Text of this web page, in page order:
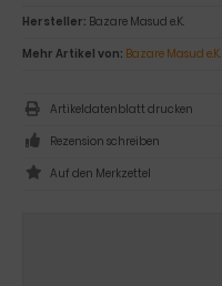
Hersteller: Bazare Masud e.K.
Mehr Artikel von: Bazare Masud e.K.
Artikeldatenblatt drucken
Rezension schreiben